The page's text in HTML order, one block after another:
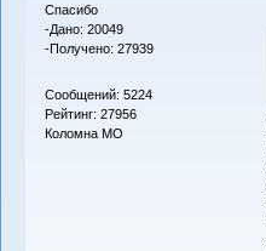
Спасибо
-Дано: 20049
-Получено: 27939
Сообщений: 5224
Рейтинг: 27956
Коломна МО